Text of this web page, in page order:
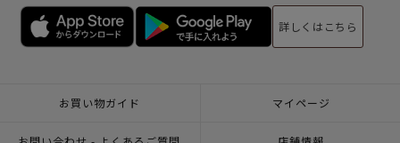
詳しくはこちら
お買い物ガイド マイページ